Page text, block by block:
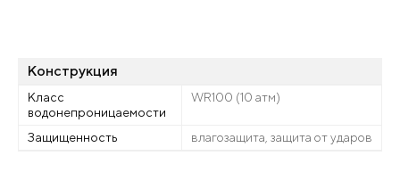
Конструкция
Класс
водонепроницаемости
WR100 (10 атм)
Защищенность влагозащита, защита от ударов